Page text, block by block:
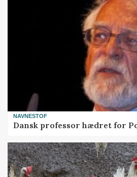
NAVNESTOF
Dansk professor hædret for